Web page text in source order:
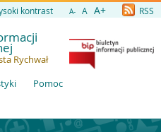
kontrast A- A A+ RSS
Rychwał
Pomoc